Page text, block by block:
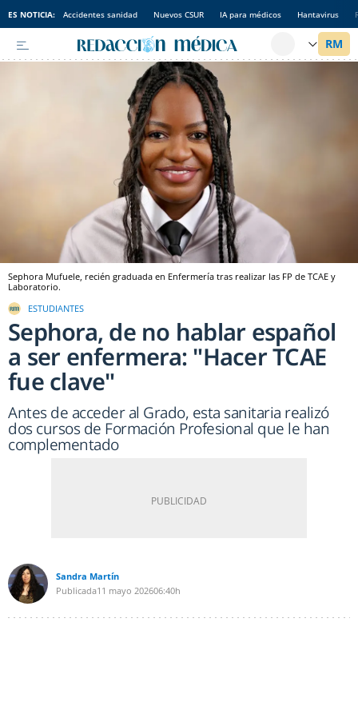
ES NOTICIA: Accidentes sanidad Nuevos CSUR IA para médicos Hantavirus
Sephora Mufuele, recién graduada en Enfermería tras realizar las FP de TCAE y
Laboratorio.
ESTUDIANTES
Sephora, de no hablar español
a ser enfermera: "Hacer TCAE
fue clave"
Antes de acceder al Grado, esta sanitaria realizó
dos cursos de Formación Profesional que le han
complementado
Sandra Martín
Publicada11 mayo 202606:40h